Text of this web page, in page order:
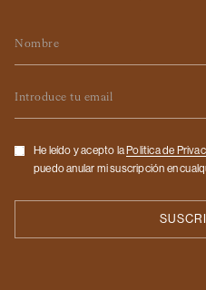
Checkbox
He leído y acepto la Politica de
puedo anular mi suscripción en